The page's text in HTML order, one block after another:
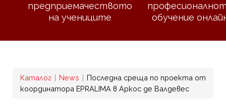
предприемачеството
на учениците
обучение
Breadcrumb
Каталог News
Последна среща по проекта от
координатора EPRALIMA в Аркос де Валдевес